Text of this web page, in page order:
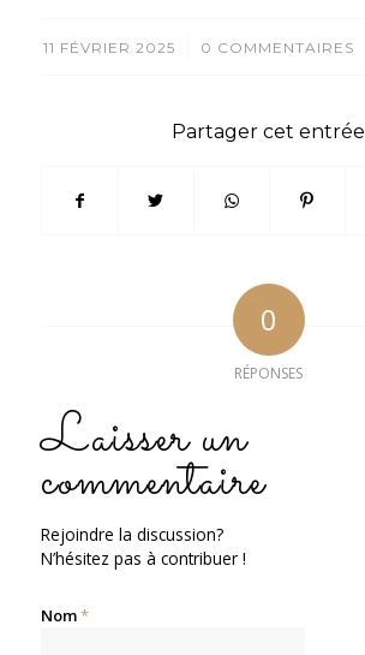
11 FÉVRIER 2025
/ 0 COMMENTAIRES
/
Partager cet entrée
0
RÉPONSES
Laisser un
commentaire
Rejoindre la discussion?
N’hésitez pas à contribuer !
Nom*